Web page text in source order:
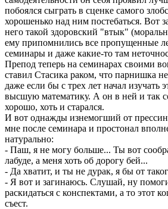
побоялся сыграть в сценке самого
хорошенько над ним постебаться. Вот
него такой здоровский "втык"
ему припомнились все пропущенные
семинары и даже какие-то там
Препод теперь на семинарах своими
ставил Стасика раком, что парнишка
даже если бы с трех лет начал изучать
высшую математику. А он в ней и так
хорошо, хоть и старался.
И вот однажды изнемогший от
мне после семинара и простонал
натурально:
- Паш, я не могу больше... Ты вот
лабуде, а меня хоть об дорогу бей...
- Да хватит, и ты не дурак, я бы от
- Я вот и загинаюсь. Слушай, ну
раскидаться с конспектами, а то этот
съест.